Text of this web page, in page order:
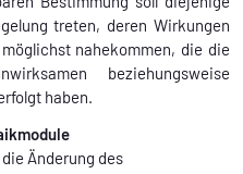
treten, deren Wirkungen
nahekommen, die die
beziehungsweise
haben.
Änderung des